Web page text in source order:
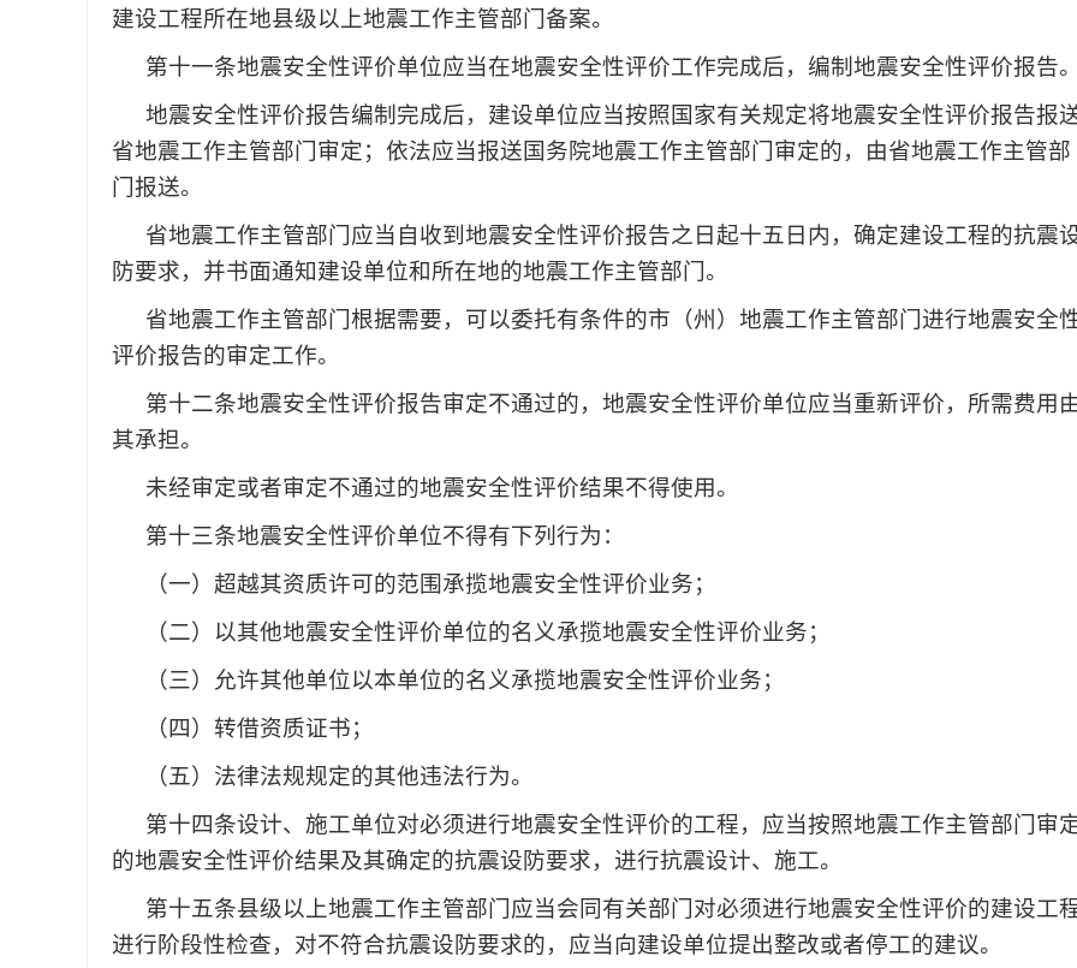
建设工程所在地县级以上地震工作主管部门备案。
第十一条地震安全性评价单位应当在地震安全性评价工作完成后，编制地震安全性评价报告
地震安全性评价报告编制完成后，建设单位应当按照国家有关规定将地震安全性评价报告报
省地震工作主管部门审定；依法应当报送国务院地震工作主管部门审定的，由省地震工作主管部
门报送。
省地震工作主管部门应当自收到地震安全性评价报告之日起十五日内，确定建设工程的抗震
防要求，并书面通知建设单位和所在地的地震工作主管部门。
省地震工作主管部门根据需要，可以委托有条件的市（州）地震工作主管部门进行地震安全
评价报告的审定工作。
第十二条地震安全性评价报告审定不通过的，地震安全性评价单位应当重新评价，所需费用
其承担。
未经审定或者审定不通过的地震安全性评价结果不得使用。
第十三条地震安全性评价单位不得有下列行为：
（一）超越其资质许可的范围承揽地震安全性评价业务；
（二）以其他地震安全性评价单位的名义承揽地震安全性评价业务；
（三）允许其他单位以本单位的名义承揽地震安全性评价业务；
（四）转借资质证书；
（五）法律法规规定的其他违法行为。
第十四条设计、施工单位对必须进行地震安全性评价的工程，应当按照地震工作主管部门审
的地震安全性评价结果及其确定的抗震设防要求，进行抗震设计、施工。
第十五条县级以上地震工作主管部门应当会同有关部门对必须进行地震安全性评价的建设工
进行阶段性检查，对不符合抗震设防要求的，应当向建设单位提出整改或者停工的建议。